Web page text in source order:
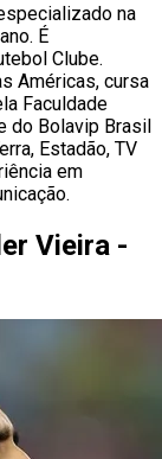
na
É
Clube.
Américas, cursa
Faculdade
do Bolavip Brasil
Estadão, TV
em
Vieira -